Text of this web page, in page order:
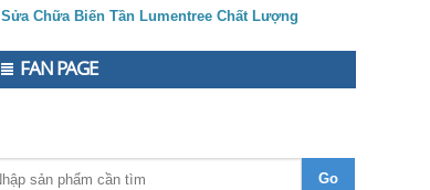
Sửa Chữa Biến Tần Lumentree Chất Lượng
FAN PAGE